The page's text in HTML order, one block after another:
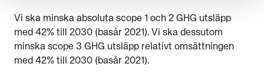
Vi ska minska absoluta scope 1 och 2 GHG utsläpp
med 42% till 2030 (basår 2021). Vi ska dessutom
minska scope 3 GHG utsläpp relativt omsättningen
med 42% till 2030 (basår 2021).